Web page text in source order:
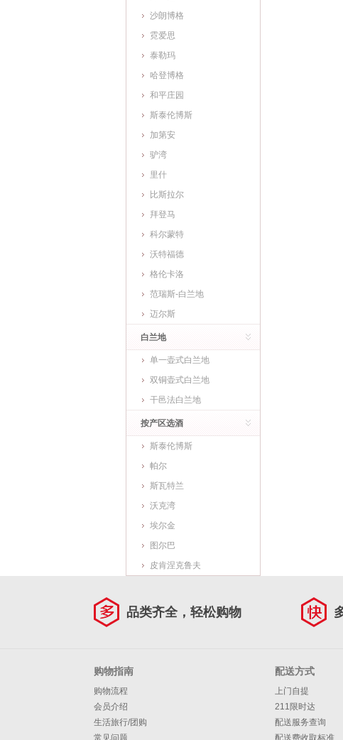
沙朗博格
霓爱思
泰勒玛
哈登博格
和平庄园
斯泰伦博斯
加第安
驴湾
里什
比斯拉尔
拜登马
科尔蒙特
沃特福德
格伦卡洛
范瑞斯-白兰地
迈尔斯
白兰地
单一壶式白兰地
双铜壶式白兰地
干邑法白兰地
按产区选酒
斯泰伦博斯
帕尔
斯瓦特兰
沃克湾
埃尔金
图尔巴
皮肯涅克鲁夫
品类齐全，轻松购物
购物指南
购物流程
会员介绍
生活旅行/团购
常见问题
配送方式
上门自提
211限时达
配送服务查询
配送费收取标准